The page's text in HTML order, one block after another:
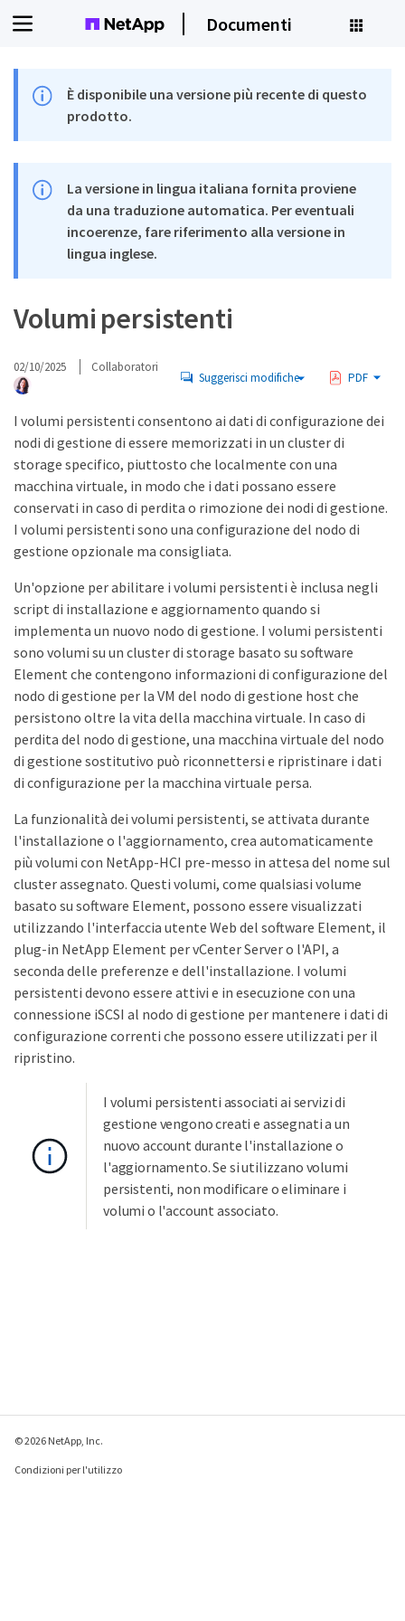
Documenti
È disponibile una versione più recente di questo
prodotto.
La versione in lingua italiana fornita proviene
da una traduzione automatica. Per eventuali
incoerenze, fare riferimento alla versione in
lingua inglese.
Volumi persistenti
02/10/2025 Collaboratori
Suggerisci modifiche PDF
I volumi persistenti consentono ai dati di configurazione dei
nodi di gestione di essere memorizzati in un cluster di
storage specifico, piuttosto che localmente con una
macchina virtuale, in modo che i dati possano essere
conservati in caso di perdita o rimozione dei nodi di gestione.
I volumi persistenti sono una configurazione del nodo di
gestione opzionale ma consigliata.
Un'opzione per abilitare i volumi persistenti è inclusa negli
script di installazione e aggiornamento quando si
implementa un nuovo nodo di gestione. I volumi persistenti
sono volumi su un cluster di storage basato su software
Element che contengono informazioni di configurazione del
nodo di gestione per la VM del nodo di gestione host che
persistono oltre la vita della macchina virtuale. In caso di
perdita del nodo di gestione, una macchina virtuale del nodo
di gestione sostitutivo può riconnettersi e ripristinare i dati
di configurazione per la macchina virtuale persa.
La funzionalità dei volumi persistenti, se attivata durante
l'installazione o l'aggiornamento, crea automaticamente
più volumi con NetApp-HCI pre-messo in attesa del nome sul
cluster assegnato. Questi volumi, come qualsiasi volume
basato su software Element, possono essere visualizzati
utilizzando l'interfaccia utente Web del software Element, il
plug-in NetApp Element per vCenter Server o l'API, a
seconda delle preferenze e dell'installazione. I volumi
persistenti devono essere attivi e in esecuzione con una
connessione iSCSI al nodo di gestione per mantenere i dati di
configurazione correnti che possono essere utilizzati per il
ripristino.
I volumi persistenti associati ai servizi di
gestione vengono creati e assegnati a un
nuovo account durante l'installazione o
l'aggiornamento. Se si utilizzano volumi
persistenti, non modificare o eliminare i
volumi o l'account associato.
© 2026 NetApp, Inc.
Condizioni per l'utilizzo